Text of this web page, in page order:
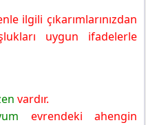
ilgili çıkarımlarınızdan
uygun ifadelerle
vardır.
evrendeki ahengin